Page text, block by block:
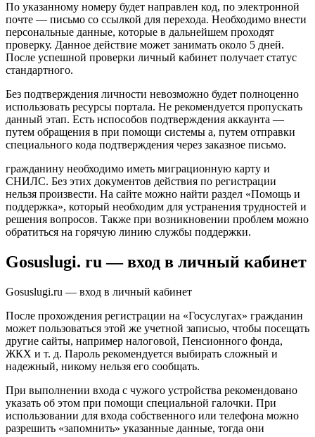
По указанному номеру будет направлен код, по электронной
почте — письмо со ссылкой для перехода. Необходимо внести
персональные данные, которые в дальнейшем проходят
проверку. Данное действие может занимать около 5 дней.
После успешной проверки личный кабинет получает статус
стандартного.
Без подтверждения личности невозможно будет полноценно
использовать ресурсы портала. Не рекомендуется пропускать
данный этап. Есть нспособов подтверждения аккаунта —
путем обращения в при помощи системы а, путем отправки
специального кода подтверждения через заказное письмо.
гражданину необходимо иметь миграционную карту и
СНИЛС. Без этих документов действия по регистрации
нельзя произвести. На сайте можно найти раздел «Помощь и
поддержка», который необходим для устранения трудностей и
решения вопросов. Также при возникновении проблем можно
обратиться на горячую линию службы поддержки.
Gosuslugi. ru — вход в личный кабинет
Gosuslugi.ru — вход в личный кабинет
После прохождения регистрации на «Госуслугах» гражданин
может пользоваться этой же учетной записью, чтобы посещать
другие сайты, например налоговой, Пенсионного фонда,
ЖКХ и т. д. Пароль рекомендуется выбирать сложный и
надежный, никому нельзя его сообщать.
При выполнении входа с чужого устройства рекомендовано
указать об этом при помощи специальной галочки. При
использовании для входа собственного или телефона можно
разрешить «запомнить» указанные данные, тогда они